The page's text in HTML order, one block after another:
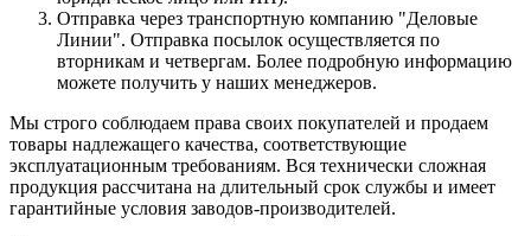
Отправка через транспортную компанию "Деловые
Линии". Отправка посылок осуществляется по
вторникам и четвергам. Более подробную информацию
можете получить у наших менеджеров.
Мы строго соблюдаем права своих покупателей и продаем
товары надлежащего качества, соответствующие
эксплуатационным требованиям. Вся технически сложная
продукция рассчитана на длительный срок службы и имеет
гарантийные условия заводов-производителей.